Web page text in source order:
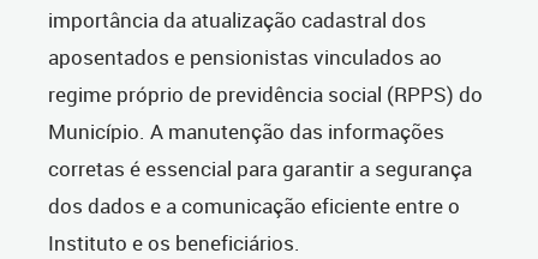
importância da atualização cadastral dos
aposentados e pensionistas vinculados ao
regime próprio de previdência social (RPPS) do
Município. A manutenção das informações
corretas é essencial para garantir a segurança
dos dados e a comunicação eficiente entre o
Instituto e os beneficiários.